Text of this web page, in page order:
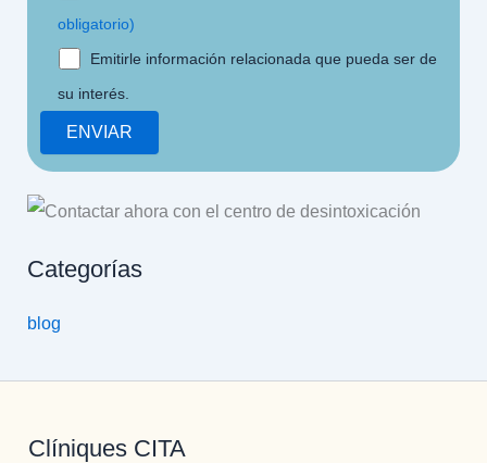
obligatorio)
Emitirle información relacionada que pueda ser de
su interés.
Categorías
blog
Clíniques CITA